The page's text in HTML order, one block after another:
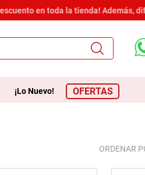
en toda la tienda!
¡Lo Nuevo! OFERTAS
ORDENAR